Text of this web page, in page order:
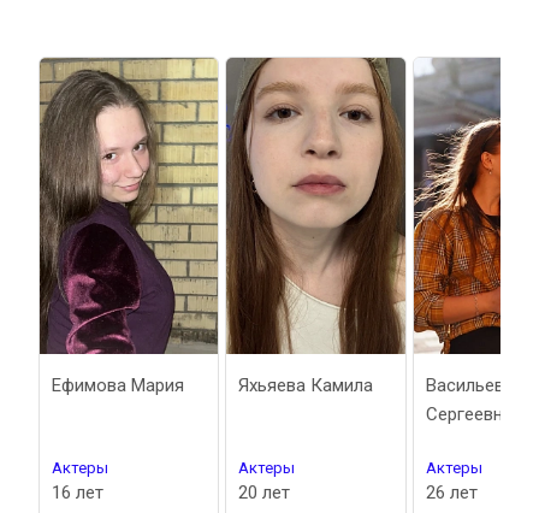
Ефимова Мария
Актеры
16 лет
Яхьяева Камила
Актеры
20 лет
Васильева
Сергеевна
Актеры
26 лет